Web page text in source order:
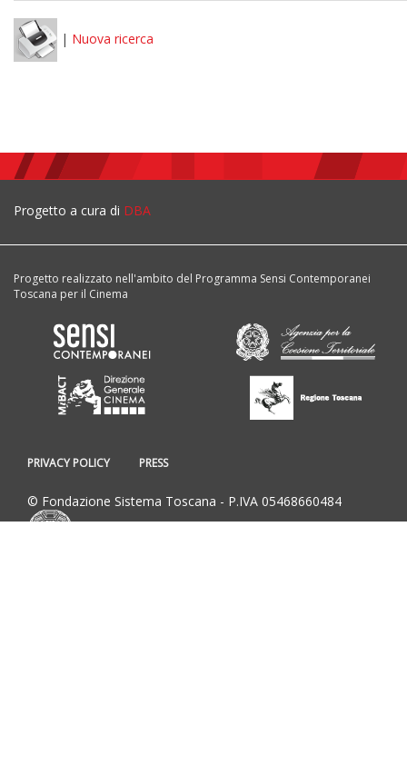
| Nuova ricerca
Progetto a cura di DBA
Progetto realizzato nell'ambito del Programma Sensi Contemporanei
Toscana per il Cinema
PRIVACY POLICY PRESS
© Fondazione Sistema Toscana - P.IVA 05468660484